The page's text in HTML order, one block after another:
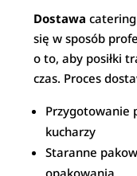
Dostawa
się w sposób
o to, aby posiłki
czas. Proces
Przygotowanie
kucharzy
Staranne
opakowania